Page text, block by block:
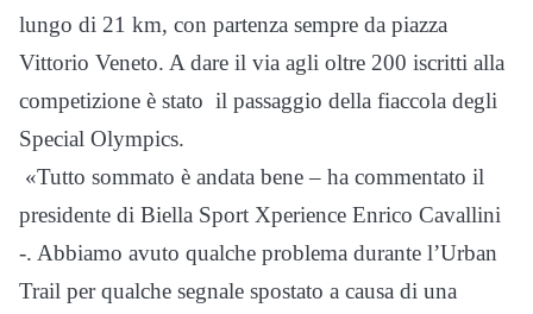
lungo di 21 km, con partenza sempre da piazza
Vittorio Veneto. A dare il via agli oltre 200 iscritti alla
competizione è stato il passaggio della fiaccola degli
Special Olympics.
«Tutto sommato è andata bene – ha commentato il
presidente di Biella Sport Xperience Enrico Cavallini
-. Abbiamo avuto qualche problema durante l’Urban
Trail per qualche segnale spostato a causa di una